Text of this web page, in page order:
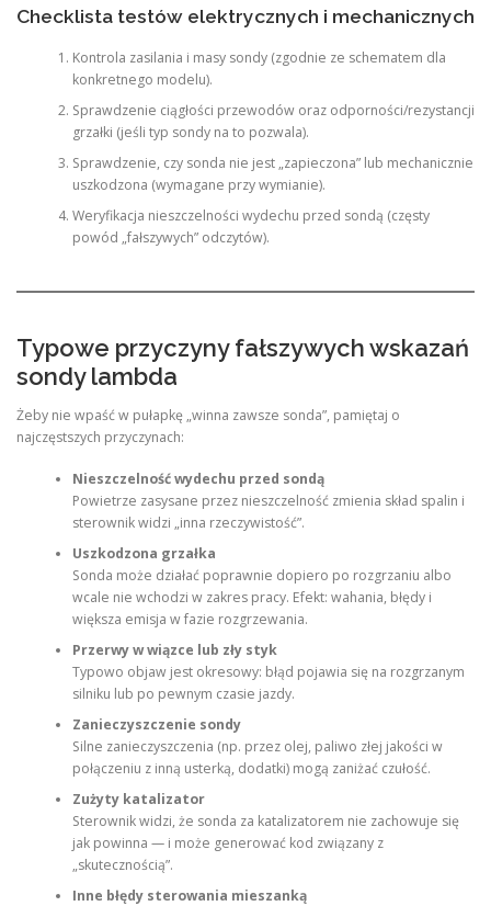
Checklista testów elektrycznych i mechanicznych
Kontrola zasilania i masy sondy (zgodnie ze schematem dla
konkretnego modelu).
Sprawdzenie ciągłości przewodów oraz odporności/rezystancji
grzałki (jeśli typ sondy na to pozwala).
Sprawdzenie, czy sonda nie jest „zapieczona” lub mechanicznie
uszkodzona (wymagane przy wymianie).
Weryfikacja nieszczelności wydechu przed sondą (częsty
powód „fałszywych” odczytów).
Typowe przyczyny fałszywych wskazań
sondy lambda
Żeby nie wpaść w pułapkę „winna zawsze sonda”, pamiętaj o
najczęstszych przyczynach:
Nieszczelność wydechu przed sondą
Powietrze zasysane przez nieszczelność zmienia skład spalin i
sterownik widzi „inna rzeczywistość”.
Uszkodzona grzałka
Sonda może działać poprawnie dopiero po rozgrzaniu albo
wcale nie wchodzi w zakres pracy. Efekt: wahania, błędy i
większa emisja w fazie rozgrzewania.
Przerwy w wiązce lub zły styk
Typowo objaw jest okresowy: błąd pojawia się na rozgrzanym
silniku lub po pewnym czasie jazdy.
Zanieczyszczenie sondy
Silne zanieczyszczenia (np. przez olej, paliwo złej jakości w
połączeniu z inną usterką, dodatki) mogą zaniżać czułość.
Zużyty katalizator
Sterownik widzi, że sonda za katalizatorem nie zachowuje się
jak powinna — i może generować kod związany z
„skutecznością”.
Inne błędy sterowania mieszanką